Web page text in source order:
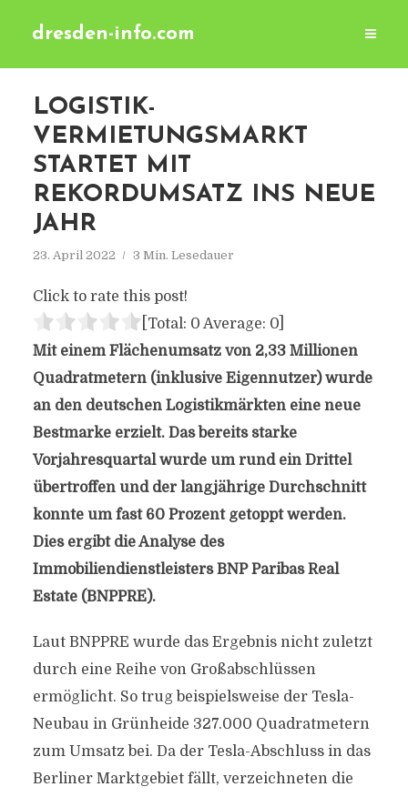
dresden-info.com
LOGISTIK-
VERMIETUNGSMARKT
STARTET MIT
REKORDUMSATZ INS NEUE
JAHR
23. April 2022 3 Min. Lesedauer
Click to rate this post!
[Total: 0 Average: 0]
Mit einem Flächenumsatz von 2,33 Millionen
Quadratmetern (inklusive Eigennutzer) wurde
an den deutschen Logistikmärkten eine neue
Bestmarke erzielt. Das bereits starke
Vorjahresquartal wurde um rund ein Drittel
übertroffen und der langjährige Durchschnitt
konnte um fast 60 Prozent getoppt werden.
Dies ergibt die Analyse des
Immobiliendienstleisters BNP Paribas Real
Estate (BNPPRE).
Laut BNPPRE wurde das Ergebnis nicht zuletzt
durch eine Reihe von Großabschlüssen
ermöglicht. So trug beispielsweise der Tesla-
Neubau in Grünheide 327.000 Quadratmetern
zum Umsatz bei. Da der Tesla-Abschluss in das
Berliner Marktgebiet fällt, verzeichneten die